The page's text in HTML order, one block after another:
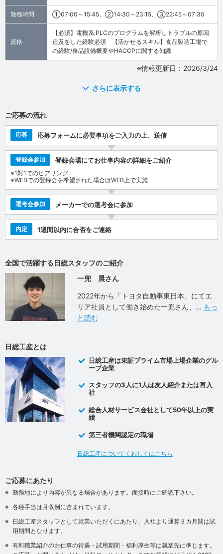
勤務時間 ①07:00～15:45、②14:30～23:15、③22:45～07:30
資格
【必須】電機系;PLCのプログラムを解析しトラブルの原因
追及をした経験必須 【活かせるスキル】食品製造工場で
の経験/食品設備概要やHACCPに関する知識
※情報更新日：2026/3/24
さらに表示する
ご応募の流れ
応募 応募フォームに必要事項をご入力の上、送信
登録会参加 登録会場にてお仕事内容の詳細をご紹介
※1対1でのヒアリング
※WEBでの登録会を希望された場合はWEB上で実施
選考会参加 メーカーでの選考会に参加
内定 1週間以内に合否をご連絡
全国で活躍する日総スタッフのご紹介
一兜 晨さん
2022年から「トヨタ自動車東日本」にてエ
リア社員として働き始めた一兜さん、
もっ
と読む
日総工産とは
日総工産は東証プライム市場上場企業のグル
ープ企業
スタッフの3人に1人は友人紹介または再入
社
総合人材サービス会社として50年以上の実
績
第三者機関認定の職場
日総工産についてくわしくはこちら
ご応募にあたり
勤務地により内容が異なる場合があります。面接時にご確認下さい。
各種手当は月収例に含まれています。
日総工産スタッフとして就業いただくにあたり、入社より通算３カ月間は試
用期間となります。
有料職業紹介のお仕事の待遇・試用期間・福利厚生等は就業先に準じます。